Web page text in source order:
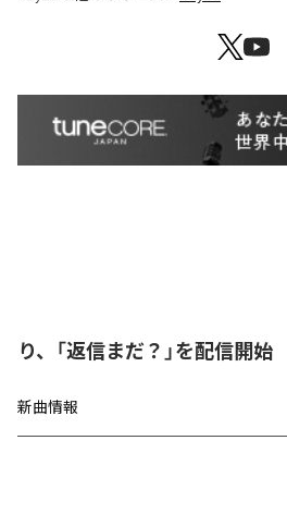
り、「返信まだ？」を配信開始
新曲情報